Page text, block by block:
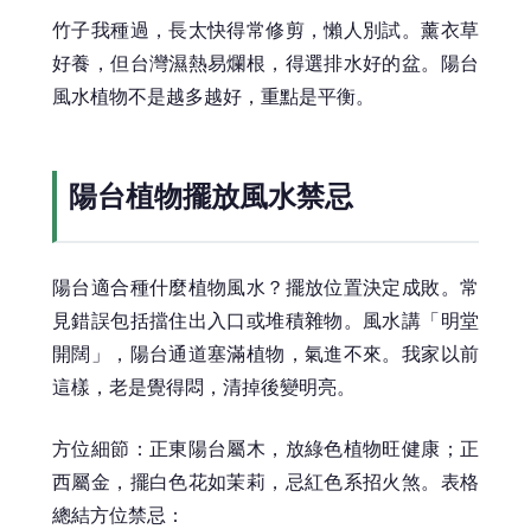
竹子我種過，長太快得常修剪，懶人別試。薰衣草
好養，但台灣濕熱易爛根，得選排水好的盆。陽台
風水植物不是越多越好，重點是平衡。
陽台植物擺放風水禁忌
陽台適合種什麼植物風水？擺放位置決定成敗。常
見錯誤包括擋住出入口或堆積雜物。風水講「明堂
開闊」，陽台通道塞滿植物，氣進不來。我家以前
這樣，老是覺得悶，清掉後變明亮。
方位細節：正東陽台屬木，放綠色植物旺健康；正
西屬金，擺白色花如茉莉，忌紅色系招火煞。表格
總結方位禁忌：